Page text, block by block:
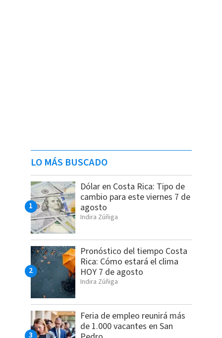
LO MÁS BUSCADO
Dólar en Costa Rica: Tipo de
cambio para este viernes 7 de
agosto
Indira Zúñiga
Pronóstico del tiempo Costa
Rica: Cómo estará el clima
HOY 7 de agosto
Indira Zúñiga
Feria de empleo reunirá más
de 1.000 vacantes en San